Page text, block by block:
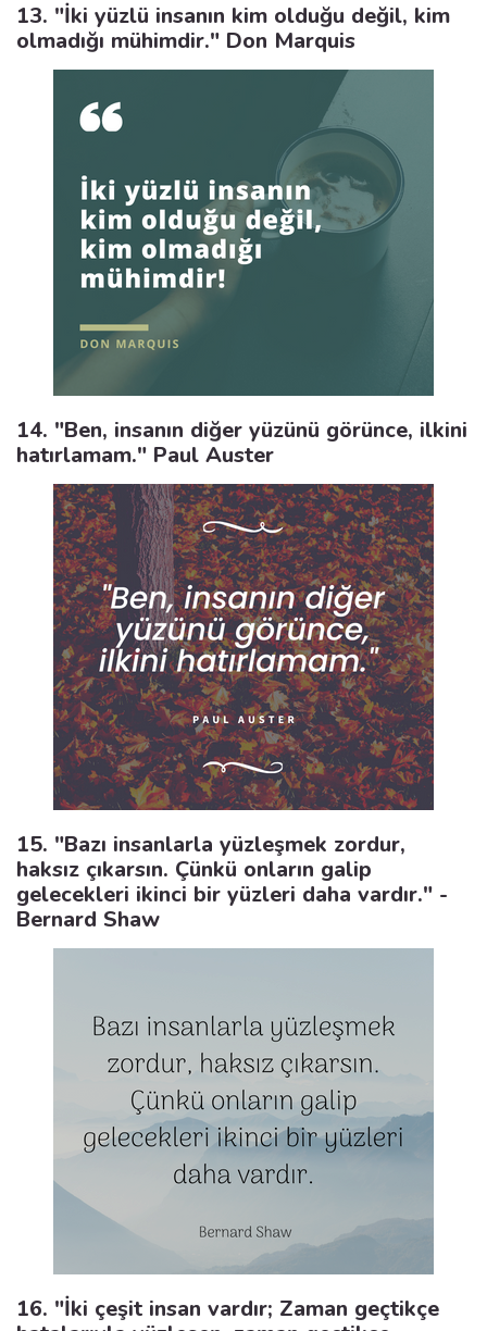
13. "İki yüzlü insanın kim olduğu değil, kim
olmadığı mühimdir." Don Marquis
14. "Ben, insanın diğer yüzünü görünce, ilkini
hatırlamam." Paul Auster
15. "Bazı insanlarla yüzleşmek zordur,
haksız çıkarsın. Çünkü onların galip
gelecekleri ikinci bir yüzleri daha vardır." -
Bernard Shaw
16. "İki çeşit insan vardır; Zaman geçtikçe